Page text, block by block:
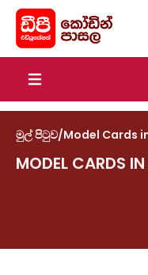
Open main menu
මුල් පිටුව/Model Cards
MODEL CARDS